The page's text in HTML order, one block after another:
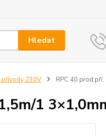
Hledat
přívody 230V RPC 40
1